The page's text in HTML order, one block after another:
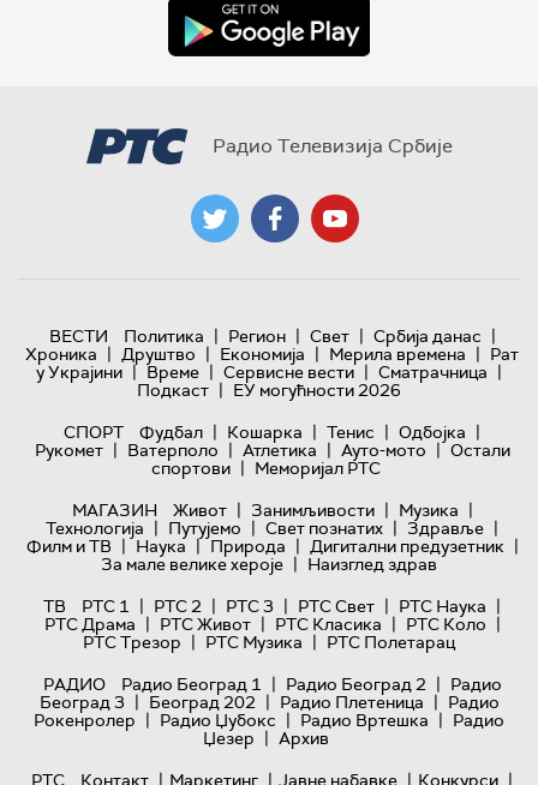
Радио Телевизија Србије
ВЕСТИ Политика | Регион | Свет | Србија данас |
Хроника | Друштво | Економија | Мерила времена | Рат
у Украјини | Време | Сервисне вести | Сматрачница |
Подкаст | ЕУ могућности 2026
СПОРТ
Фудбал | Кошарка | Тенис | Одбојка |
Рукомет | Ватерполо | Атлетика | Ауто-мото | Остали
спортови | Меморијал РТС
МАГАЗИН
Живот | Занимљивости | Музика |
Технологијa | Путујемо | Свет познатих | Здравље |
Филм и ТВ | Наука | Природа | Дигитални предузетник |
За мале велике хероје | Наизглед здрав
ТВ
РТС 1 | РТС 2 | РТС 3 | РТС Свет | РТС Наука |
РТС Драма | РТС Живот | РТС Класика | РТС Коло |
РТС Трезор | РТС Музика | РТС Полетарац
РАДИО
Радио Београд 1 | Радио Београд 2 | Радио
Београд 3 | Београд 202 | Радио Плетеница | Радио
Рокенролер | Радио Џубокс | Радио Вртешка | Радио
Џезер | Архив
РТС
Контакт Маркетинг Јавне набавке Конкурси